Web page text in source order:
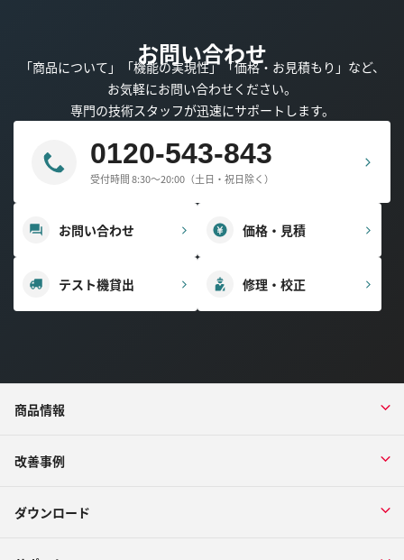
お問い合わせ
「商品について」「機能の実現性」「価格・お見積もり」など、
お気軽にお問い合わせください。
専門の技術スタッフが迅速にサポートします。
0120-543-843
受付時間 8:30～20:00（土日・祝日除く）
お問い合わせ 価格・見積
テスト機貸出 修理・校正
商品情報
改善事例
ダウンロード